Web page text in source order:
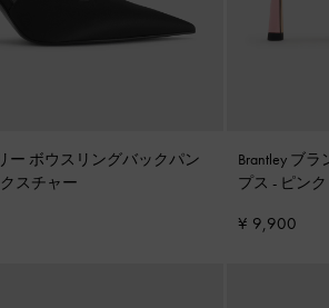
ー ボウスリングバックパン
スチャー
Brantley ブ
プス - ピンク
¥ 9,900